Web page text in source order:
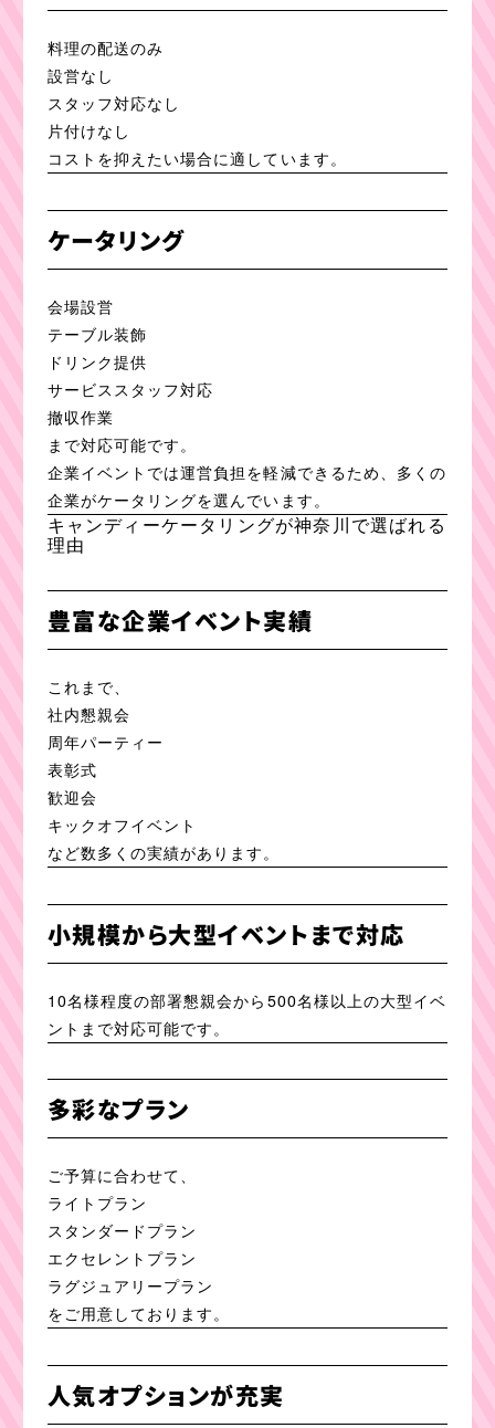
料理の配送のみ
設営なし
スタッフ対応なし
片付けなし
コストを抑えたい場合に適しています。
ケータリング
会場設営
テーブル装飾
ドリンク提供
サービススタッフ対応
撤収作業
まで対応可能です。
企業イベントでは運営負担を軽減できるため、多くの
企業がケータリングを選んでいます。
キャンディーケータリングが神奈川で選ばれる
理由
豊富な企業イベント実績
これまで、
社内懇親会
周年パーティー
表彰式
歓迎会
キックオフイベント
など数多くの実績があります。
小規模から大型イベントまで対応
10名様程度の部署懇親会から500名様以上の大型イベ
ントまで対応可能です。
多彩なプラン
ご予算に合わせて、
ライトプラン
スタンダードプラン
エクセレントプラン
ラグジュアリープラン
をご用意しております。
人気オプションが充実